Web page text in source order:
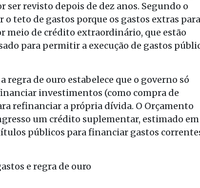
ser revisto depois de dez anos. Segundo o
teto de gastos porque os gastos extras para
meio de crédito extraordinário, que estão
para permitir a execução de gastos
de ouro estabelece que o governo só
investimentos (como compra de
refinanciar a própria dívida. O Orçamento
um crédito suplementar, estimado em
públicos para financiar gastos
e regra de ouro